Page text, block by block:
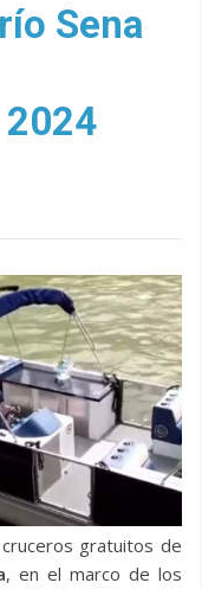
Sena
gratuitos de
, en el marco de los